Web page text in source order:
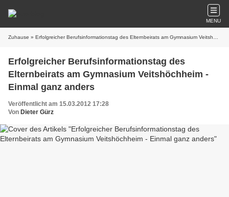
MENU
Zuhause » Erfolgreicher Berufsinformationstag des Elternbeirats am Gymnasium Veitshöchheim - Einmal ganz anders
Erfolgreicher Berufsinformationstag des
Elternbeirats am Gymnasium Veitshöchheim -
Einmal ganz anders
Veröffentlicht am 15.03.2012 17:28
Von Dieter Gürz